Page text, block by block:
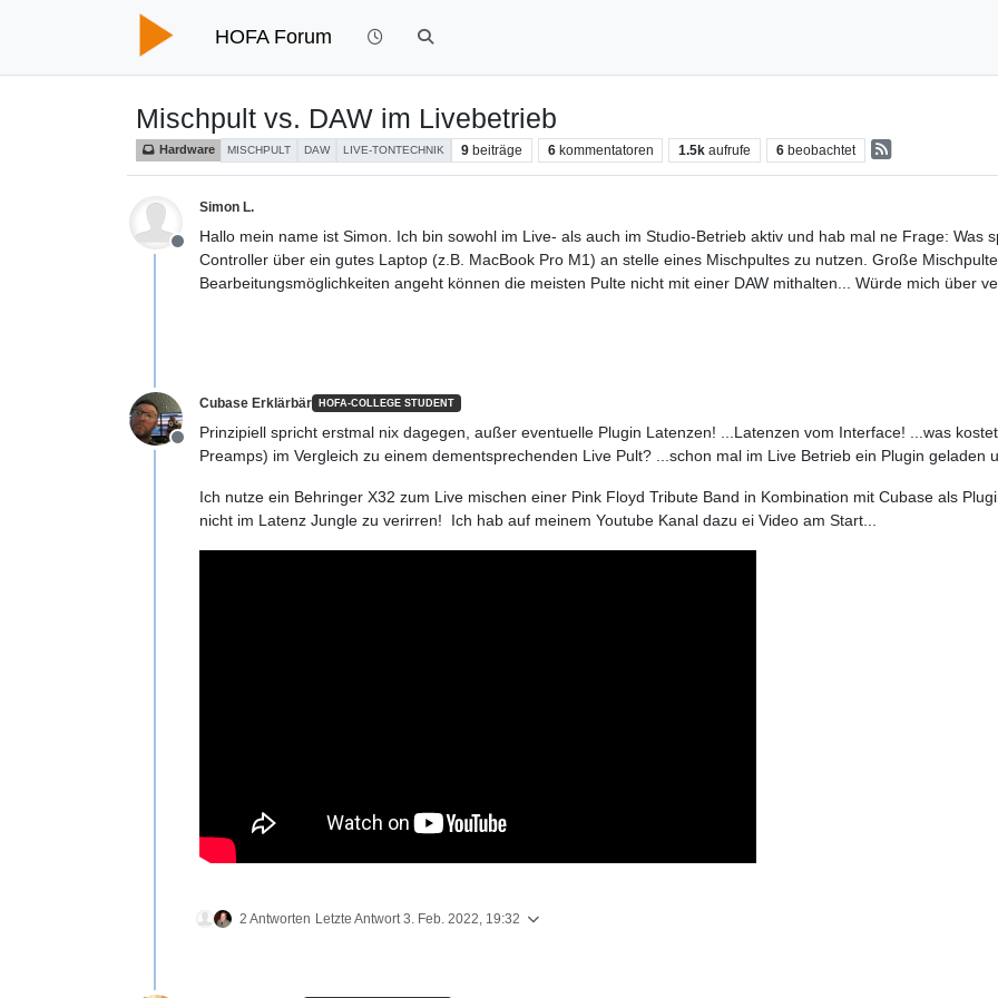
HOFA Forum
Mischpult vs. DAW im Livebetrieb
Hardware MISCHPULT DAW LIVE-TONTECHNIK 9 beiträge 6 kommentatoren 1.5k aufrufe 6 beobachtet
Offline
Simon L.
Hallo mein name ist Simon. Ich bin sowohl im Live- als auch im Studio-Betrieb aktiv und hab mal ne Frage: Was
Controller über ein gutes Laptop (z.B. MacBook Pro M1) an stelle eines Mischpultes zu nutzen. Große
Bearbeitungsmöglichkeiten angeht können die meisten Pulte nicht mit einer DAW mithalten... Würde mich über
Offline
Cubase Erklärbär HOFA-COLLEGE STUDENT
Prinzipiell spricht erstmal nix dagegen, außer eventuelle Plugin Latenzen! ...Latenzen vom Interface! ...was
Preamps) im Vergleich zu einem dementsprechenden Live Pult? ...schon mal im Live Betrieb ein Plugin geladen
Ich nutze ein Behringer X32 zum Live mischen einer Pink Floyd Tribute Band in Kombination mit Cubase als
nicht im Latenz Jungle zu verirren! Ich hab auf meinem Youtube Kanal dazu ei Video am Start...
2 Antworten Letzte Antwort 3. Feb. 2022, 19:32